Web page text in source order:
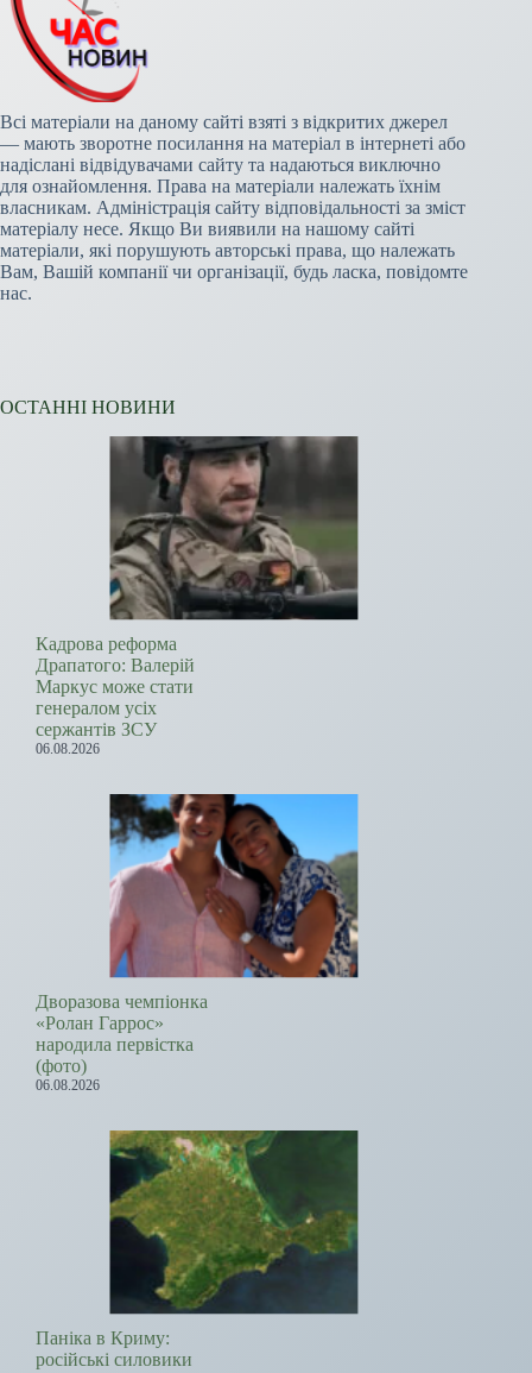
Всі матеріали на даному сайті взяті з відкритих джерел
— мають зворотне посилання на матеріал в інтернеті або
надіслані відвідувачами сайту та надаються виключно
для ознайомлення. Права на матеріали належать їхнім
власникам. Адміністрація сайту відповідальності за зміст
матеріалу несе. Якщо Ви виявили на нашому сайті
матеріали, які порушують авторські права, що належать
Вам, Вашій компанії чи організації, будь ласка, повідомте
нас.
ОСТАННІ НОВИНИ
Кадрова реформа
Драпатого: Валерій
Маркус може стати
генералом усіх
сержантів ЗСУ
06.08.2026
Дворазова чемпіонка
«Ролан Гаррос»
народила первістка
(фото)
06.08.2026
Паніка в Криму:
російські силовики